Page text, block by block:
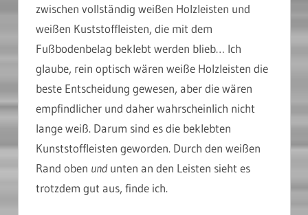
zwischen vollständig weißen Holzleisten und
weißen Kuststoffleisten, die mit dem
Fußbodenbelag beklebt werden blieb… Ich
glaube, rein optisch wären weiße Holzleisten die
beste Entscheidung gewesen, aber die wären
empfindlicher und daher wahrscheinlich nicht
lange weiß. Darum sind es die beklebten
Kunststoffleisten geworden. Durch den weißen
Rand oben und unten an den Leisten sieht es
trotzdem gut aus, finde ich.